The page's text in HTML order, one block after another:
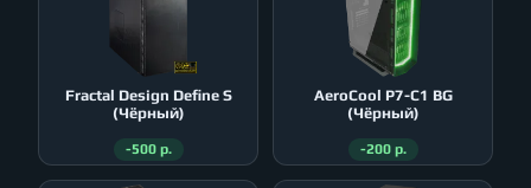
Fractal Design Define S
(Чёрный)
-500 р.
AeroСool P7-C1 BG
(Чёрный)
-200 р.